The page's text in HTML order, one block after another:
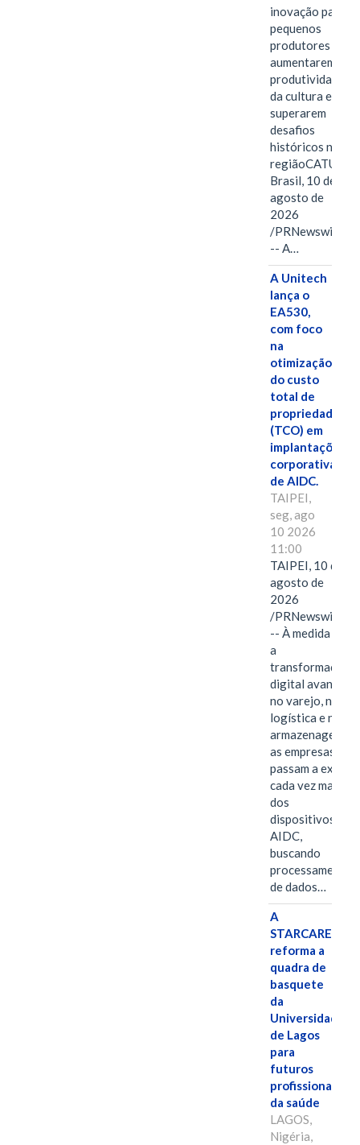
inovação para
pequenos
produtores
aumentarem a
produtividade
da cultura e
superarem
desafios
históricos na
regiãoCATUTI,
Brasil, 10 de
agosto de
2026
/PRNewswire/
-- A…
A Unitech
lança o
EA530,
com foco
na
otimização
do custo
total de
propriedade
(TCO) em
implantações
corporativas
de AIDC.
TAIPEI,
seg, ago
10 2026
11:00
TAIPEI, 10 de
agosto de
2026
/PRNewswire/
-- À medida que
a
transformação
digital avança
no varejo, na
logística e na
armazenagem,
as empresas
passam a exigir
cada vez mais
dos
dispositivos
AIDC,
buscando
processamento
de dados…
A
STARCARES
reforma a
quadra de
basquete
da
Universidade
de Lagos
para
futuros
profissionais
da saúde
LAGOS,
Nigéria,